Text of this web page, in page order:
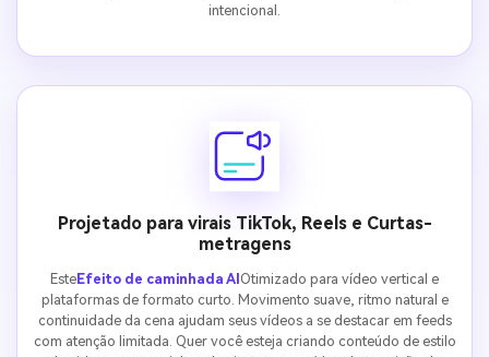
intencional.
Projetado para virais TikTok, Reels e Curtas-
metragens
EsteEfeito de caminhada AIOtimizado para vídeo vertical e
plataformas de formato curto. Movimento suave, ritmo natural e
continuidade da cena ajudam seus vídeos a se destacar em feeds
com atenção limitada. Quer você esteja criando conteúdo de estilo